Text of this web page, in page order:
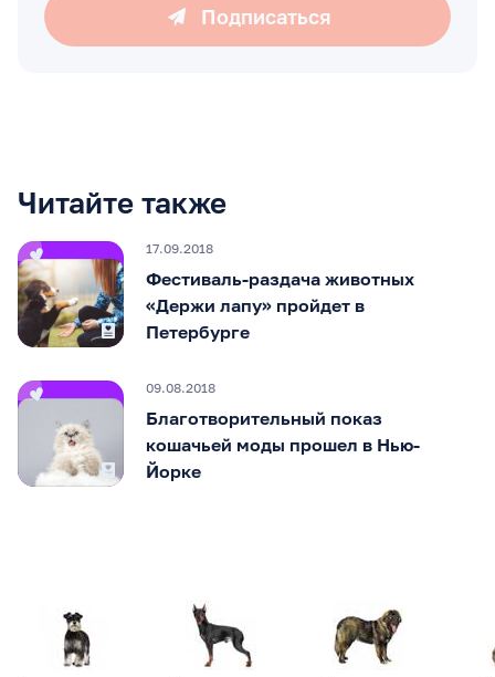
Подписаться
Читайте также
17.09.2018
Фестиваль-раздача животных
«Держи лапу» пройдет в
Петербурге
09.08.2018
Благотворительный показ
кошачьей моды прошел в Нью-
Йорке